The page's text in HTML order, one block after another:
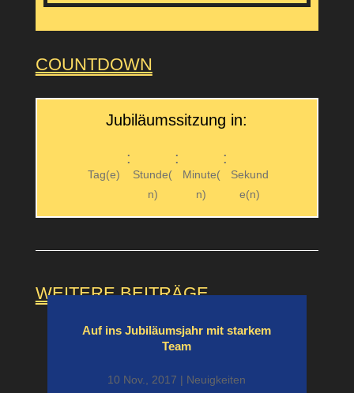
COUNTDOWN
Jubiläumssitzung in:
Tag(e)
:
Stunde(
n)
:
Minute(
n)
:
Sekund
e(n)
WEITERE BEITRÄGE
Auf ins Jubiläums­jahr mit starkem
Team
10 Nov., 2017 | Neuigkeiten